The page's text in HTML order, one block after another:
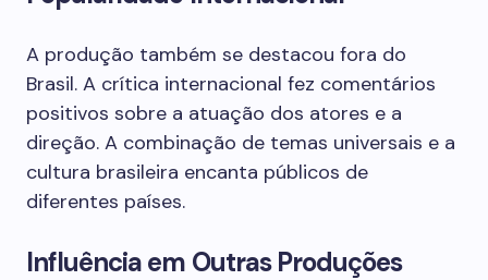
A produção também se destacou fora do
Brasil. A crítica internacional fez comentários
positivos sobre a atuação dos atores e a
direção. A combinação de temas universais e a
cultura brasileira encanta públicos de
diferentes países.
Influência em Outras Produções